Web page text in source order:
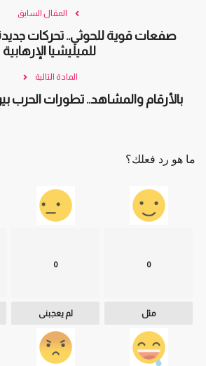
المقال السابق
صفعات قوية للحوثي.. تحركات
للميليشيا الإرهابية
المادة التالية
بالأرقام والمشاهد.. تطورات الحرب
ما هو رد فعلك؟
0
مثل
0
لم يعجبنى